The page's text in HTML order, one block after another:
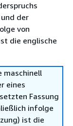
der
von
die englische
maschinell
eines
Fassung
infolge
ist die